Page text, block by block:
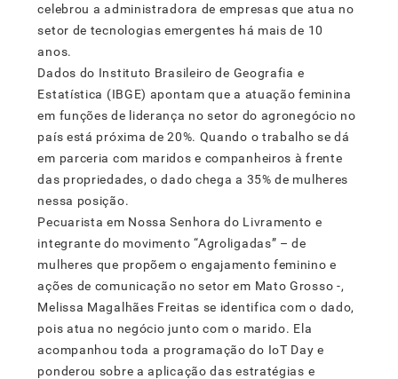
celebrou a administradora de empresas que atua no
setor de tecnologias emergentes há mais de 10
anos.
Dados do Instituto Brasileiro de Geografia e
Estatística (IBGE) apontam que a atuação feminina
em funções de liderança no setor do agronegócio no
país está próxima de 20%. Quando o trabalho se dá
em parceria com maridos e companheiros à frente
das propriedades, o dado chega a 35% de mulheres
nessa posição.
Pecuarista em Nossa Senhora do Livramento e
integrante do movimento “Agroligadas” – de
mulheres que propõem o engajamento feminino e
ações de comunicação no setor em Mato Grosso -,
Melissa Magalhães Freitas se identifica com o dado,
pois atua no negócio junto com o marido. Ela
acompanhou toda a programação do IoT Day e
ponderou sobre a aplicação das estratégias e